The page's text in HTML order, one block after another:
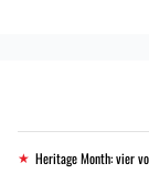
Heritage Month: vier